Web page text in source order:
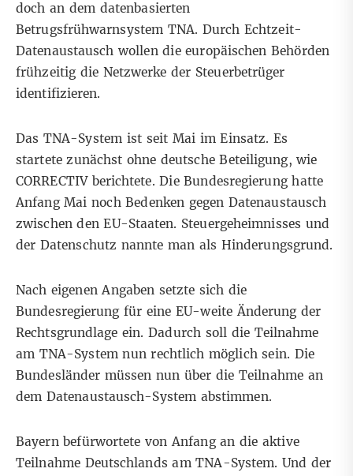
doch an dem datenbasierten
Betrugsfrühwarnsystem TNA. Durch Echtzeit-
Datenaustausch wollen die europäischen Behörden
frühzeitig die Netzwerke der Steuerbetrüger
identifizieren.
Das TNA-System ist seit Mai im Einsatz. Es
startete zunächst ohne deutsche Beteiligung, wie
CORRECTIV berichtete. Die Bundesregierung hatte
Anfang Mai noch Bedenken gegen Datenaustausch
zwischen den EU-Staaten. Steuergeheimnisses und
der Datenschutz nannte man als Hinderungsgrund.
Nach eigenen Angaben setzte sich die
Bundesregierung für eine EU-weite Änderung der
Rechtsgrundlage ein. Dadurch soll die Teilnahme
am TNA-System nun rechtlich möglich sein. Die
Bundesländer müssen nun über die Teilnahme an
dem Datenaustausch-System abstimmen.
Bayern befürwortete von Anfang an die aktive
Teilnahme Deutschlands am TNA-System. Und der